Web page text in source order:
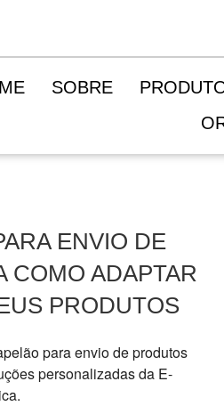
SOBRE
ENVIO DE
COMO ADAPTAR
PRODUTOS